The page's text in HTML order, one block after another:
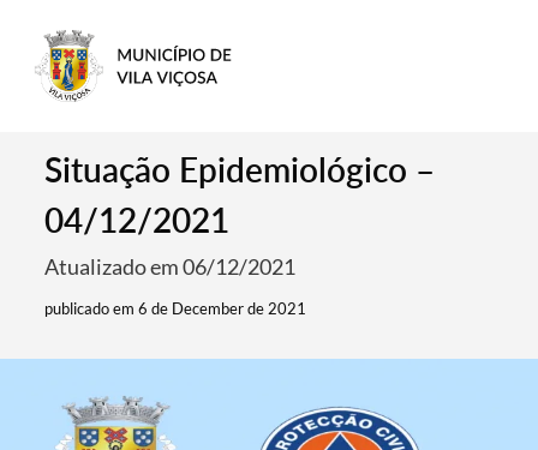
Situação Epidemiológico –
04/12/2021
Atualizado em 06/12/2021
publicado em 6 de December de 2021